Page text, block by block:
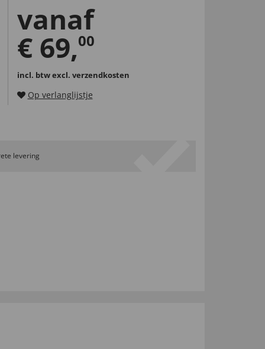
vanaf
€ 69,00
incl. btwexcl. verzendkosten
Op verlanglijstje
levering